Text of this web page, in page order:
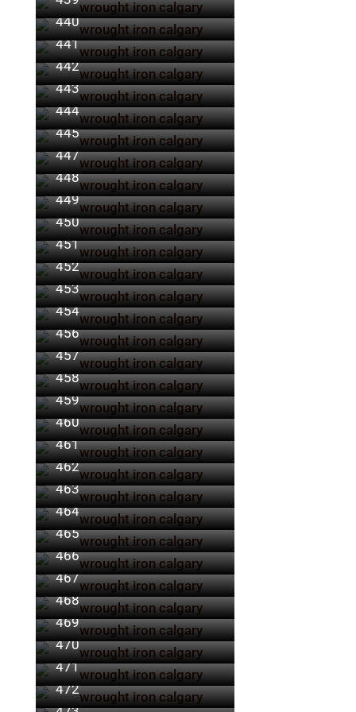
440
441
442
443
444
445
446
447
448
449
450
451
452
453
454
455
456
457
458
459
460
461
462
463
464
465
466
467
468
469
470
471
472